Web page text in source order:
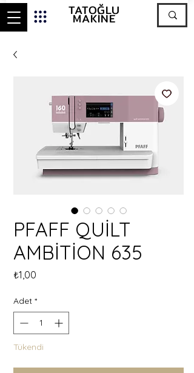
TATOĞLU
MAKİNE
PFAFF QUİLT
AMBİTİON 635
₺1,00
Adet *
Tükendi